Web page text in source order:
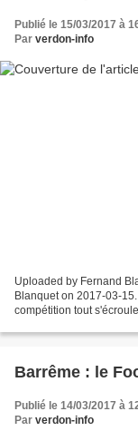
Publié le 15/03/2017 à
Par verdon-info
Uploaded by Fernand
Blanquet on 2017-03-
compétition tout
Barrême : le
Publié le 14/03/2017 à
Par verdon-info